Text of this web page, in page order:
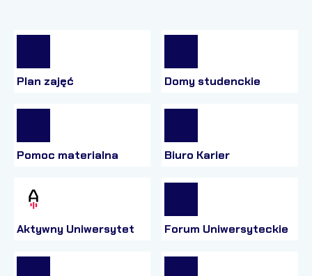
Plan zajęć Domy studenckie
Pomoc materialna Biuro Karier
Aktywny Uniwersytet Forum Uniwersyteckie